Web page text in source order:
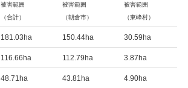
被害範囲
（合計）
被害範囲
（朝倉市）
被害範囲
（東峰村）
181.03ha 150.44ha 30.59ha
116.66ha 112.79ha 3.87ha
48.71ha 43.81ha 4.90ha